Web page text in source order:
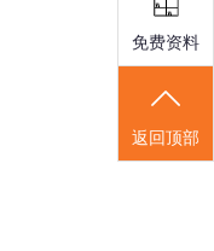
免费资料
返回顶部